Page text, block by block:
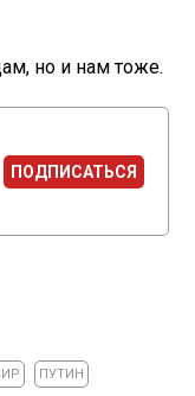
но и нам тоже.
ПОДПИСАТЬСЯ
ПУТИН